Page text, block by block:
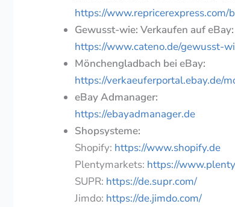
https://
Gewusst-wie: Verkaufen auf eBay:
https://www.cateno.de/gewusst-
Mönchengladbach bei eBay:
https://verkaeuferportal.ebay.de/
eBay Admanager:
https://ebayadmanager.de
Shopsysteme:
Shopify: https://www.shopify.de
Plentymarkets: https://
SUPR: https://de.supr.com/
Jimdo: https://de.jimdo.com/